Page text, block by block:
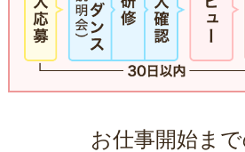
お仕事開始ま